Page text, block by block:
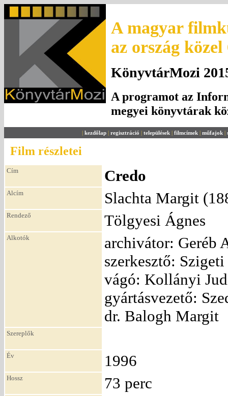
A magyar
az ország
KönyvtárMozi
A programot az
megyei könyvtárak
| kezdőlap | regisztráció | települések | filmcímek | műfajok |
Film részletei
Cím Credo
Alcím Slachta Margit
Rendező Tölgyesi Ágnes
Alkotók
archivátor: Geréb
szerkesztő:
vágó: Kollányi
gyártásvezető:
dr. Balogh Margit
Szereplők
Év 1996
Hossz 73 perc